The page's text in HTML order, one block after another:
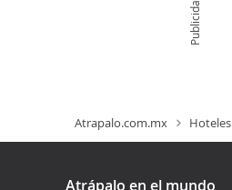
Publicidad
Atrapalo.com.mx Hoteles
Atrápalo en el mundo